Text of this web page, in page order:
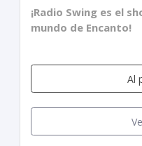
¡Radio Swing es el
mundo de Encanto!
Al